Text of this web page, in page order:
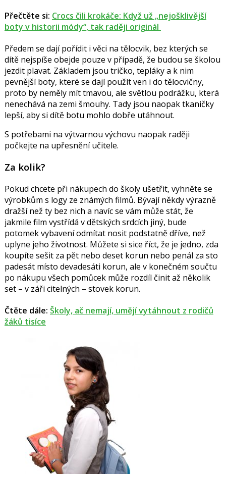
Přečtěte si: Crocs čili krokáče: Když už „nejošklivější
boty v historii módy“, tak raději originál
Předem se dají pořídit i věci na tělocvik, bez kterých se
dítě nejspíše obejde pouze v případě, že budou se školou
jezdit plavat. Základem jsou tričko, tepláky a k nim
pevnější boty, které se dají použít ven i do tělocvičny,
proto by neměly mít tmavou, ale světlou podrážku, která
nenechává na zemi šmouhy. Tady jsou naopak tkaničky
lepší, aby si dítě botu mohlo dobře utáhnout.
S potřebami na výtvarnou výchovu naopak raději
počkejte na upřesnění učitele.
Za kolik?
Pokud chcete při nákupech do školy ušetřit, vyhněte se
výrobkům s logy ze známých filmů. Bývají někdy výrazně
dražší než ty bez nich a navíc se vám může stát, že
jakmile film vystřídá v dětských srdcích jiný, bude
potomek vybavení odmítat nosit podstatně dříve, než
uplyne jeho životnost. Můžete si sice říct, že je jedno, zda
koupíte sešit za pět nebo deset korun nebo penál za sto
padesát místo devadesáti korun, ale v konečném součtu
po nákupu všech pomůcek může rozdíl činit až několik
set – v záři citelných – stovek korun.
Čtěte dále: Školy, ač nemají, umějí vytáhnout z rodičů
žáků tisíce